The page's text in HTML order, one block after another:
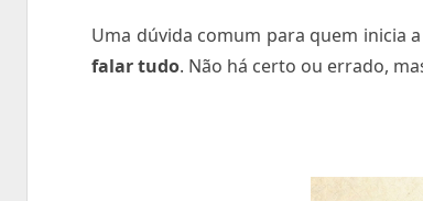
Uma dúvida comum para quem inicia
falar tudo. Não há certo ou errado,